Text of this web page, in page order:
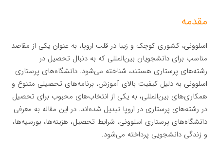
مقدمه
اسلوونی، کشوری کوچک و زیبا در قلب اروپا، به عنوان یکی از مقاصد
مناسب برای دانشجویان بین‌المللی که به دنبال تحصیل در
رشته‌های پرستاری هستند، شناخته می‌شود. دانشگاه‌های پرستاری
اسلوونی به دلیل کیفیت بالای آموزش، برنامه‌های تحصیلی متنوع و
همکاری‌های بین‌المللی، به یکی از انتخاب‌های محبوب برای تحصیل
در رشته‌های پرستاری در اروپا تبدیل شده‌اند. در این مقاله به معرفی
دانشگاه‌های پرستاری اسلوونی، شرایط تحصیل، هزینه‌ها، بورسیه‌ها،
و زندگی دانشجویی پرداخته می‌شود.